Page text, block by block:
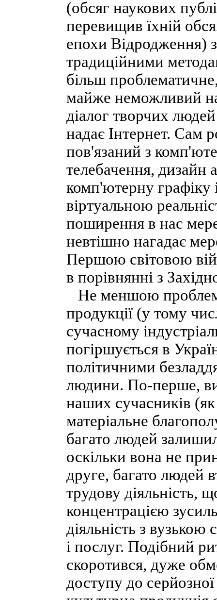
(обсяг наукових
перевищив їхній
епохи Відродження)
традиційними
більш
майже неможливий
діалог творчих
надає Інтернет. Сам
пов'язаний з
телебачення, дизайн
комп'ютерну графіку
віртуальною
поширення в нас
невтішно нагадає
Першою світовою
в порівнянні з
Не меншою
продукції (у тому
сучасному
погіршується в
політичними
людини. По-перше,
наших сучасників
матеріальне
багато людей
оскільки вона не
друге, багато людей
трудову діяльність,
концентрацією
діяльність з вузькою
і послуг. Подібний
скоротився, дуже
доступу до